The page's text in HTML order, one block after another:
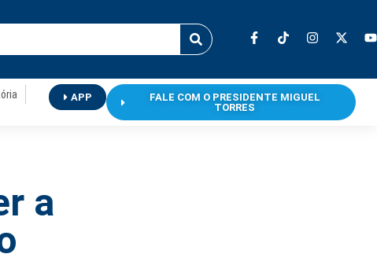
APP
FALE COM O PRESIDENTE MIGUEL
TORRES
a